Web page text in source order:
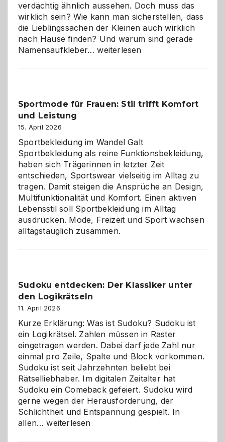
verdächtig ähnlich aussehen. Doch muss das
wirklich sein? Wie kann man sicherstellen, dass
die Lieblingssachen der Kleinen auch wirklich
nach Hause finden? Und warum sind gerade
Namensaufkleber…Namensaufkleber
gegen
Chaos
weiterlesen
Sportmode für Frauen: Stil trifft Komfort
und Leistung
15. April 2026
Sportbekleidung im Wandel Galt
Sportbekleidung als reine Funktionsbekleidung,
haben sich Trägerinnen in letzter Zeit
entschieden, Sportswear vielseitig im Alltag zu
tragen. Damit steigen die Ansprüche an Design,
Multifunktionalität und Komfort. Einen aktiven
Lebensstil soll Sportbekleidung im Alltag
ausdrücken. Mode, Freizeit und Sport wachsen
alltagstauglich zusammen.
Sudoku entdecken: Der Klassiker unter
den Logikrätseln
11. April 2026
Kurze Erklärung: Was ist Sudoku? Sudoku ist
ein Logikrätsel. Zahlen müssen in Raster
eingetragen werden. Dabei darf jede Zahl nur
einmal pro Zeile, Spalte und Block vorkommen.
Sudoku ist seit Jahrzehnten beliebt bei
Rätselliebhaber. Im digitalen Zeitalter hat
Sudoku ein Comeback gefeiert. Sudoku wird
gerne wegen der Herausforderung, der
Schlichtheit und Entspannung gespielt. In
allen…Sudoku
weiterlesen